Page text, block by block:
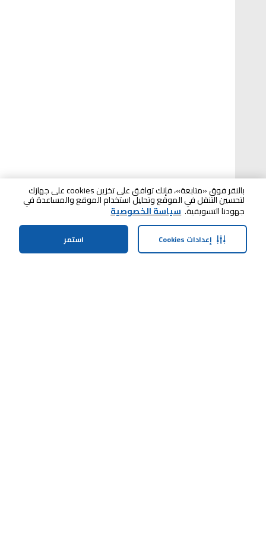
بالنقر فوق «متابعة»، فإنك توافق على تخزين cookies على جهازك
لتحسين التنقل في الموقع وتحليل استخدام الموقع والمساعدة في
جهودنا التسويقية. سياسة الخصوصية
استمر إعدادات Cookies
الصفحة الرئيسية الفئات الملف الشخصي عربة التسوق